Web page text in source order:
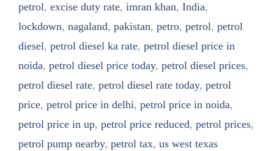
petrol, excise duty rate, imran khan, India,
lockdown, nagaland, pakistan, petro, petrol, petrol
diesel, petrol diesel ka rate, petrol diesel price in
noida, petrol diesel price today, petrol diesel prices,
petrol diesel rate, petrol diesel rate today, petrol
price, petrol price in delhi, petrol price in noida,
petrol price in up, petrol price reduced, petrol prices,
petrol pump nearby, petrol tax, us west texas